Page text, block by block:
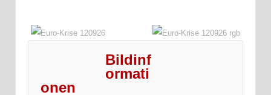
Bildinf
ormati
onen